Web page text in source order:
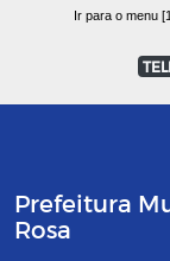
Ir para o menu
Prefeitura
Rosa